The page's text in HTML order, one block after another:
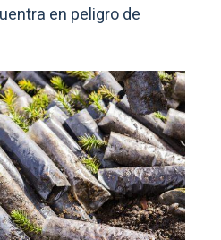
en peligro de